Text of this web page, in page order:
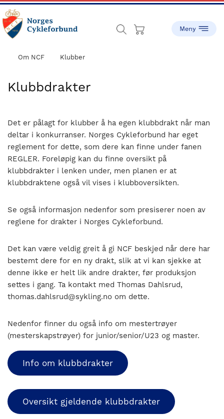
Skip
to
main
content
Skip
to
footer
Cykleforbund
stiftet
idrett
nasjonalt
bli
en
folkesport.
Om NCF Klubber
Klubbdrakter
Det er pålagt for klubber å ha egen klubbdrakt når man
deltar i konkurranser. Norges Cykleforbund har eget
reglement for dette, som dere kan finne under fanen
REGLER. Foreløpig kan du finne oversikt på
klubbdrakter i lenken under, men planen er at
klubbdraktene også vil vises i klubboversikten.
Se også informasjon nedenfor som presiserer noen av
reglene for drakter i Norges Cykleforbund.
Det kan være veldig greit å gi NCF beskjed når dere har
bestemt dere for en ny drakt, slik at vi kan sjekke at
denne ikke er helt lik andre drakter, før produksjon
settes i gang. Ta kontakt med Thomas Dahlsrud,
thomas.dahlsrud@sykling.no om dette.
Nedenfor finner du også info om mestertrøyer
(mesterskapstrøyer) for junior/senior/U23 og master.
Info om klubbdrakter
Oversikt gjeldende klubbdrakter